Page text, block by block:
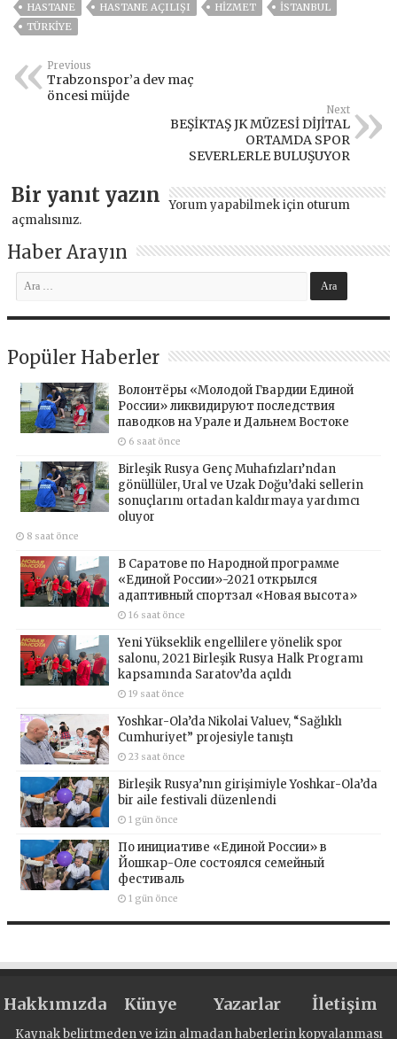
HASTANE
HASTANE AÇILIŞI HİZMET
ISTANBUL
TÜRKİYE
Previous
Trabzonspor’a dev maç
öncesi müjde
Next
BEŞİKTAŞ JK MÜZESİ DİJİTAL
ORTAMDA SPOR
SEVERLERLE BULUŞUYOR
Bir yanıt yazın Yorum yapabilmek için oturum
açmalısınız.
Haber Arayın
Popüler Haberler
Волонтёры «Молодой Гвардии Единой
России» ликвидируют последствия
паводков на Урале и Дальнем Востоке
6 saat önce
Birleşik Rusya Genç Muhafızları’ndan
gönüllüler, Ural ve Uzak Doğu’daki sellerin
sonuçlarını ortadan kaldırmaya yardımcı
oluyor
8 saat önce
В Саратове по Народной программе
«Единой России»-2021 открылся
адаптивный спортзал «Новая высота»
16 saat önce
Yeni Yükseklik engellilere yönelik spor
salonu, 2021 Birleşik Rusya Halk Programı
kapsamında Saratov’da açıldı
19 saat önce
Yoshkar-Ola’da Nikolai Valuev, “Sağlıklı
Cumhuriyet” projesiyle tanıştı
23 saat önce
Birleşik Rusya’nın girişimiyle Yoshkar-Ola’da
bir aile festivali düzenlendi
1 gün önce
По инициативе «Единой России» в
Йошкар-Оле состоялся семейный
фестиваль
1 gün önce
Hakkımızda Künye Yazarlar İletişim
Kaynak belirtmeden ve izin almadan haberlerin kopyalanması